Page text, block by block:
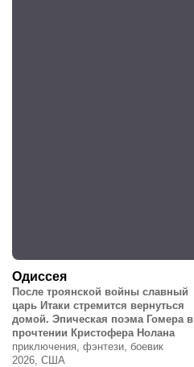
Одиссея
После троянской войны славный
царь Итаки стремится вернуться
домой. Эпическая поэма Гомера в
прочтении Кристофера Нолана
приключения, фэнтези, боевик
2026, США